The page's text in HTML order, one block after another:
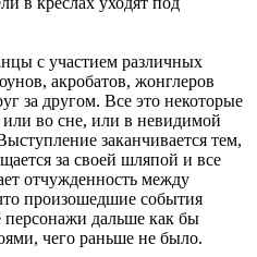
с участием различных
акробатов, жонглеров
за другом. Все это некоторые
во сне, или в невидимой
заканчивается тем,
за своей шляпой и все
отчужденность между
произошедшие события
персонажи дальше как бы
чего раньше не было.